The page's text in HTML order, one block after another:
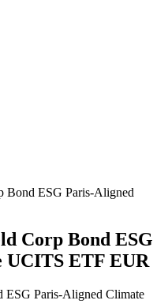
Bond ESG Paris-Aligned
Corp Bond ESG
UCITS ETF EUR
ESG Paris-Aligned Climate